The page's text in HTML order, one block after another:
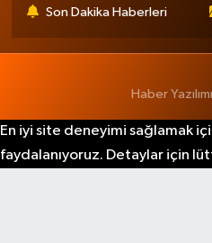
Son Dakika Haberleri
Haber
En iyi site deneyimi sağlamak
faydalanıyoruz. Detaylar için